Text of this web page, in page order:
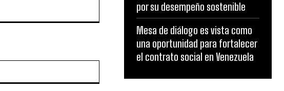
por su desempeño sostenible
Mesa de diálogo es vista como
una oportunidad para fortalecer
el contrato social en Venezuela